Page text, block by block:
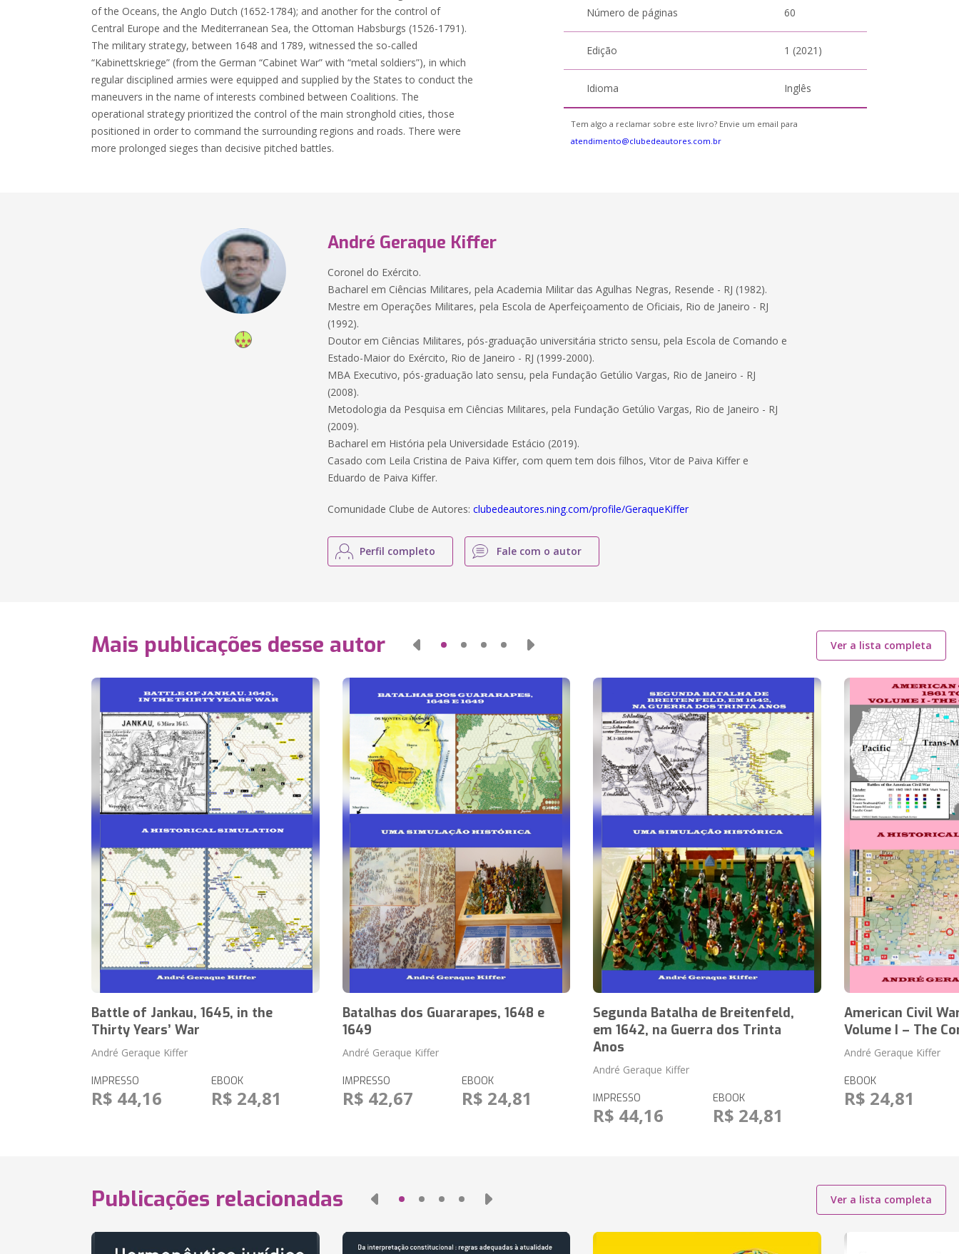
of the Oceans, the Anglo Dutch (1652-1784); and another for the control of
Central Europe and the Mediterranean Sea, the Ottoman Habsburgs (1526-1791).
The military strategy, between 1648 and 1789, witnessed the so-called
“Kabinettskriege” (from the German “Cabinet War” with “metal soldiers”), in which
regular disciplined armies were equipped and supplied by the States to conduct the
maneuvers in the name of interests combined between Coalitions. The
operational strategy prioritized the control of the main stronghold cities, those
positioned in order to command the surrounding regions and roads. There were
more prolonged sieges than decisive pitched battles.
Número de páginas 60
Edição 1 (2021)
Idioma Inglês
Tem algo a reclamar sobre este livro? Envie um email para
atendimento@clubedeautores.com.br
André Geraque Kiffer
Coronel do Exército.
Bacharel em Ciências Militares, pela Academia Militar das Agulhas Negras, Resende - RJ (1982).
Mestre em Operações Militares, pela Escola de Aperfeiçoamento de Oficiais, Rio de Janeiro - RJ
(1992).
Doutor em Ciências Militares, pós-graduação universitária stricto sensu, pela Escola de Comando e
Estado-Maior do Exército, Rio de Janeiro - RJ (1999-2000).
MBA Executivo, pós-graduação lato sensu, pela Fundação Getúlio Vargas, Rio de Janeiro - RJ
(2008).
Metodologia da Pesquisa em Ciências Militares, pela Fundação Getúlio Vargas, Rio de Janeiro - RJ
(2009).
Bacharel em História pela Universidade Estácio (2019).
Casado com Leila Cristina de Paiva Kiffer, com quem tem dois filhos, Vitor de Paiva Kiffer e
Eduardo de Paiva Kiffer.
Comunidade Clube de Autores:clubedeautores.ning.com/profile/GeraqueKiffer
Perfil completo Fale com o autor
Mais publicações desse autor Ver a lista completa
Battle of Jankau, 1645, in the
Thirty Years’ War
André Geraque Kiffer
IMPRESSO
R$ 44,16
EBOOK
R$ 24,81
Batalhas dos Guararapes, 1648 e
1649
André Geraque Kiffer
IMPRESSO
R$ 42,67
EBOOK
R$ 24,81
Segunda Batalha de Breitenfeld,
em 1642, na Guerra dos Trinta
Anos
André Geraque Kiffer
IMPRESSO
R$ 44,16
EBOOK
R$ 24,81
American Civil
Volume I – The
André Geraque Kiffer
EBOOK
R$ 24,81
Publicações relacionadas Ver a lista completa